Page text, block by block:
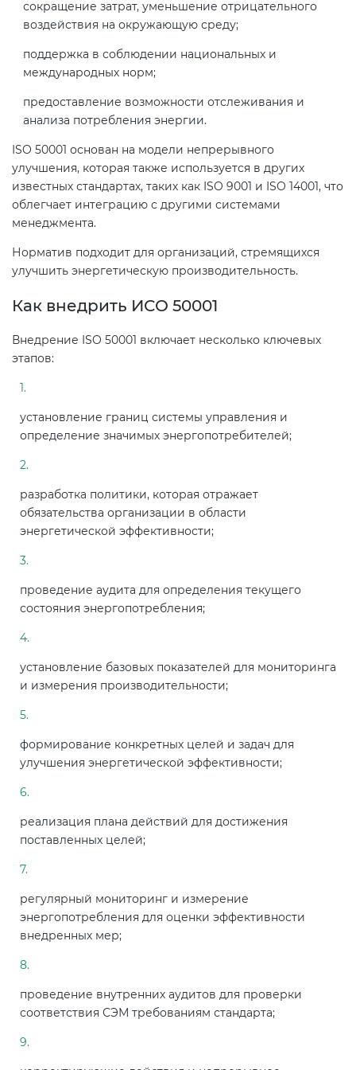
сокращение затрат, уменьшение отрицательного
воздействия на окружающую среду;
поддержка в соблюдении национальных и
международных норм;
предоставление возможности отслеживания и
анализа потребления энергии.
ISO 50001 основан на модели непрерывного
улучшения, которая также используется в других
известных стандартах, таких как ISO 9001 и ISO 14001, что
облегчает интеграцию с другими системами
менеджмента.
Норматив подходит для организаций, стремящихся
улучшить энергетическую производительность.
Как внедрить ИСО 50001
Внедрение ISO 50001 включает несколько ключевых
этапов:
установление границ системы управления и
определение значимых энергопотребителей;
разработка политики, которая отражает
обязательства организации в области
энергетической эффективности;
проведение аудита для определения текущего
состояния энергопотребления;
установление базовых показателей для мониторинга
и измерения производительности;
формирование конкретных целей и задач для
улучшения энергетической эффективности;
реализация плана действий для достижения
поставленных целей;
регулярный мониторинг и измерение
энергопотребления для оценки эффективности
внедренных мер;
проведение внутренних аудитов для проверки
соответствия СЭМ требованиям стандарта;
Сертификация спортивных
товаров
Сертификация электротехники
Сертификация ресурсов
Остальное
БАДы
ТС 009)
Декларирование оборудования
по схеме 5Д (ТР ТС 010)
Декларирование пищевой
продукции (ТР ЕАЭС 047)
Декларирование
совместимости (ТР ТС 020)
Сертификация детских товаров
Сертификация товаров легкой
промышленности (ТР ТС 017)
Сертификация промышленного
оборудования (ТР ТС 010)
Сертификация средств
019)
Действующие технические
регламенты